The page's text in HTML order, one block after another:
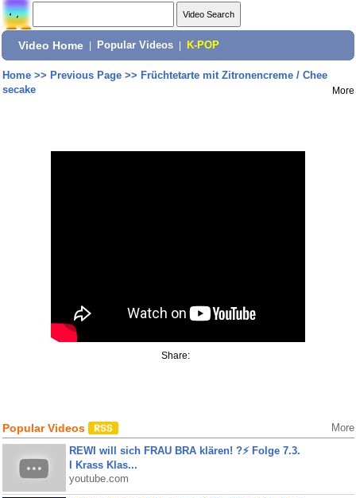
Video Home Popular Videos K-POP
Home>> Previous Page>> Früchtetarte mit Zitronencreme / Chee
secake
More
Share:
Popular Videos More
REWI will sich FRAU BRA klären! ?⚡️ Folge 7.3.
I Krass Klas...
youtube.com